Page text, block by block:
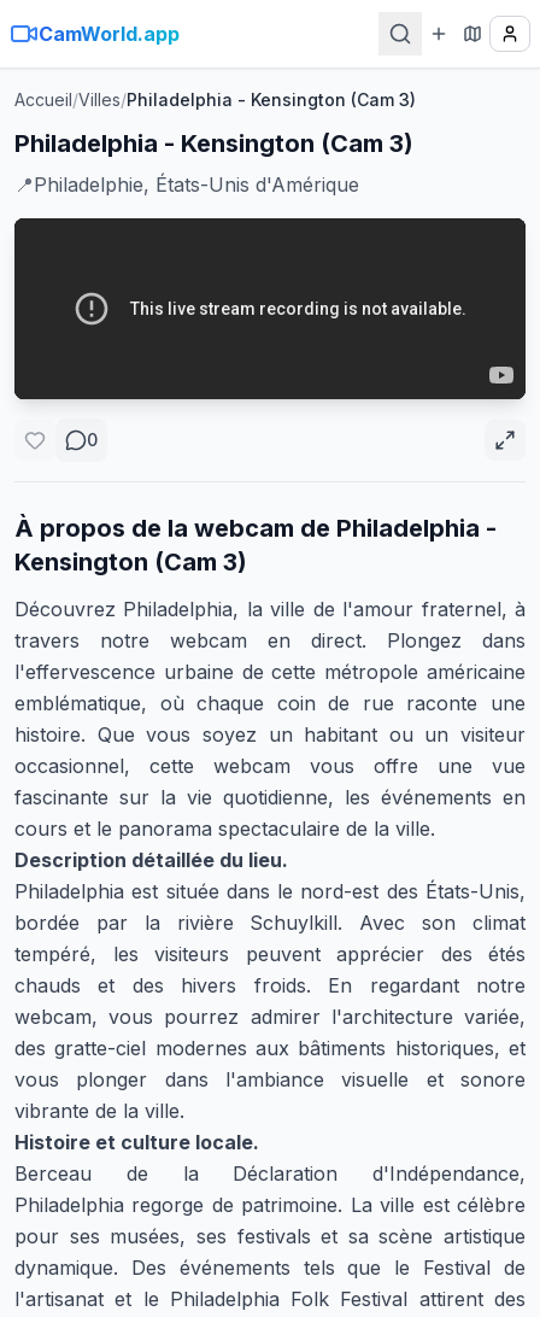
CamWorld.app
Accueil/Villes/Philadelphia - Kensington (Cam 3)
Philadelphia - Kensington (Cam 3)
📍Philadelphie, États-Unis d'Amérique
0
À propos de la webcam de Philadelphia -
Kensington (Cam 3)
Découvrez Philadelphia, la ville de l'amour fraternel, à
travers notre webcam en direct. Plongez dans
l'effervescence urbaine de cette métropole américaine
emblématique, où chaque coin de rue raconte une
histoire. Que vous soyez un habitant ou un visiteur
occasionnel, cette webcam vous offre une vue
fascinante sur la vie quotidienne, les événements en
cours et le panorama spectaculaire de la ville.
Description détaillée du lieu.
Philadelphia est située dans le nord-est des États-Unis,
bordée par la rivière Schuylkill. Avec son climat
tempéré, les visiteurs peuvent apprécier des étés
chauds et des hivers froids. En regardant notre
webcam, vous pourrez admirer l'architecture variée,
des gratte-ciel modernes aux bâtiments historiques, et
vous plonger dans l'ambiance visuelle et sonore
vibrante de la ville.
Histoire et culture locale.
Berceau de la Déclaration d'Indépendance,
Philadelphia regorge de patrimoine. La ville est célèbre
pour ses musées, ses festivals et sa scène artistique
dynamique. Des événements tels que le Festival de
l'artisanat et le Philadelphia Folk Festival attirent des